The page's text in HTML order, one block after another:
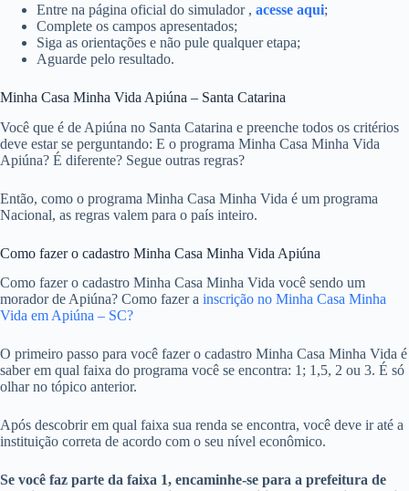
Entre na página oficial do simulador , acesse aqui;
Complete os campos apresentados;
Siga as orientações e não pule qualquer etapa;
Aguarde pelo resultado.
Minha Casa Minha Vida Apiúna – Santa Catarina
Você que é de Apiúna no Santa Catarina e preenche todos os critérios
deve estar se perguntando: E o programa Minha Casa Minha Vida
Apiúna? É diferente? Segue outras regras?
Então, como o programa Minha Casa Minha Vida é um programa
Nacional, as regras valem para o país inteiro.
Como fazer o cadastro Minha Casa Minha Vida Apiúna
Como fazer o cadastro Minha Casa Minha Vida você sendo um
morador de Apiúna? Como fazer a inscrição no Minha Casa Minha
Vida em Apiúna – SC?
O primeiro passo para você fazer o cadastro Minha Casa Minha Vida é
saber em qual faixa do programa você se encontra: 1; 1,5, 2 ou 3. É só
olhar no tópico anterior.
Após descobrir em qual faixa sua renda se encontra, você deve ir até a
instituição correta de acordo com o seu nível econômico.
Se você faz parte da faixa 1, encaminhe-se para a prefeitura de